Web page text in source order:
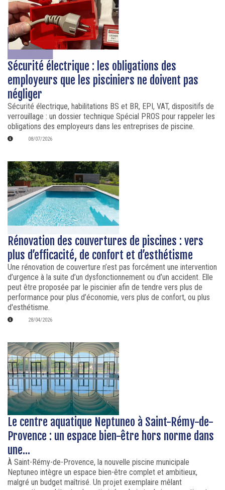
Sécurité électrique : les obligations des
employeurs que les pisciniers ne doivent pas
négliger
Sécurité électrique, habilitations BS et BR, EPI, VAT, dispositifs de
verrouillage : un dossier technique Spécial PROS pour rappeler les
obligations des employeurs dans les entreprises de piscine.
08/07/2026
Rénovation des couvertures de piscines : vers
plus d’efficacité, de confort et d’esthétisme
Une rénovation de couverture n’est pas forcément une intervention
d’urgence à la suite d’un dysfonctionnement ou d’un accident. Elle
peut être proposée par le piscinier afin de tendre vers plus de
performance pour plus d’économie, vers plus de confort, ou plus
d'esthétisme.
28/04/2026
Le centre aquatique Neptuneo à Saint-Rémy-de-
Provence : un espace bien-être hors norme dans
une...
À Saint-Rémy-de-Provence, la nouvelle piscine municipale
Neptuneo intègre un espace bien-être complet et ambitieux,
malgré un budget maîtrisé. Un projet exemplaire mêlant